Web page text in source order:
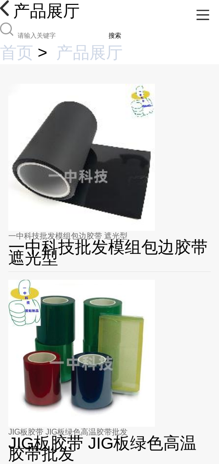
产品展厅
搜索
首页 > 产品展厅
一中科技批发模组包边胶带 遮光型
一中科技批发模组包边胶带
遮光型
JIG板胶带 JIG板绿色高温胶带批发
JIG板胶带 JIG板绿色高温
胶带批发